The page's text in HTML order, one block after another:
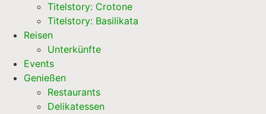
Titelstory: Crotone
Titelstory: Basilikata
Reisen
Unterkünfte
Events
Genießen
Restaurants
Delikatessen